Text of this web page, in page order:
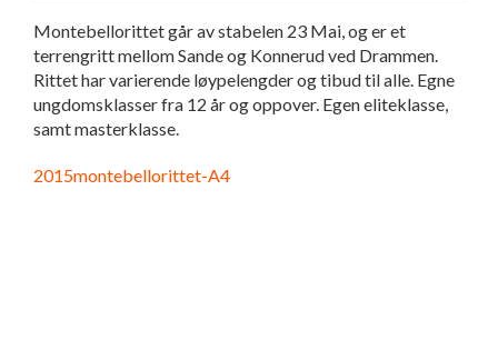
Montebellorittet går av stabelen 23 Mai, og er et
terrengritt mellom Sande og Konnerud ved Drammen.
Rittet har varierende løypelengder og tibud til alle. Egne
ungdomsklasser fra 12 år og oppover. Egen eliteklasse,
samt masterklasse.
2015montebellorittet-A4